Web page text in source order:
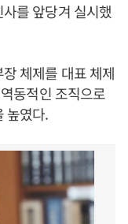
를 앞당겨 실시했
체제를 대표 체제
동적인 조직으로
높였다.